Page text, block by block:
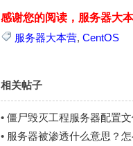
感谢您的阅读，服务器大
服务器大本营, CentOS
相关帖子
• 僵尸毁灭工程服务器配置
• 服务器被渗透什么意思？怎